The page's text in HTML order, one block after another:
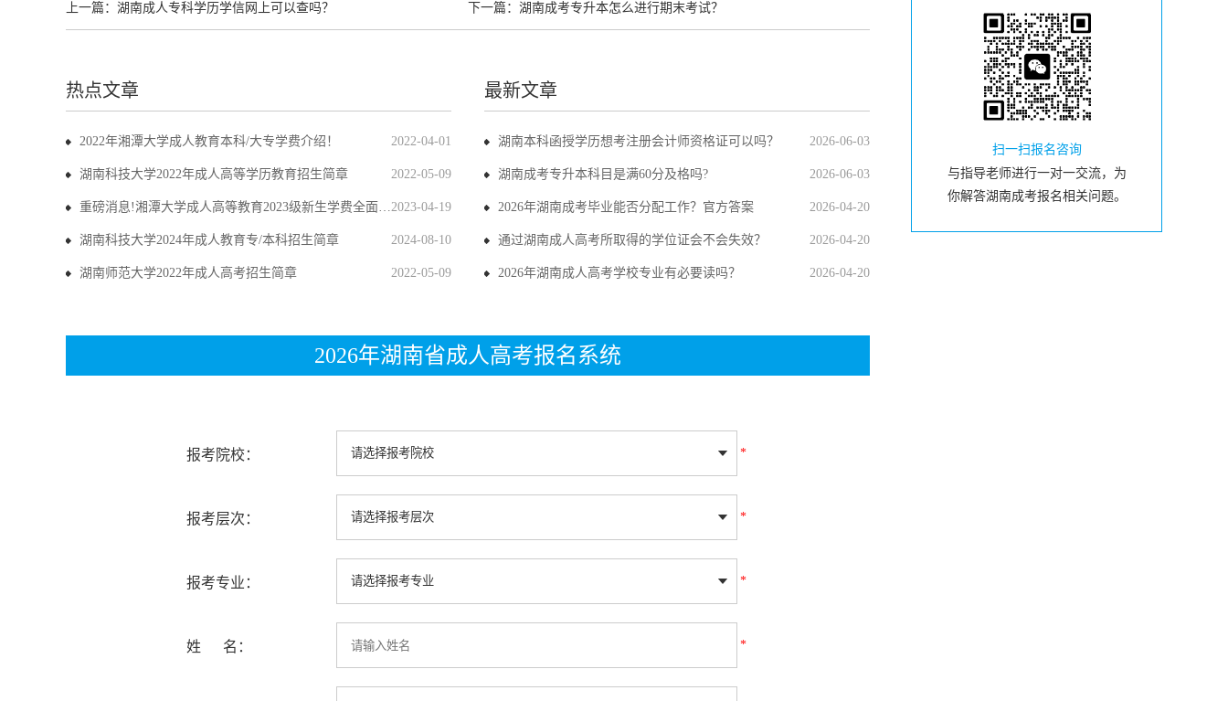
上一篇： 湖南成人专科学历学信网上可以查吗？ 下一篇： 湖南成考专升本怎么进行期末考试？
热点文章
2022-04-01
2022年湘潭大学成人教育本科/大专学费介绍！
2022-05-09
湖南科技大学2022年成人高等学历教育招生简章
2023-04-19
重磅消息!湘潭大学成人高等教育2023级新生学费全面上调
2024-08-10
湖南科技大学2024年成人教育专/本科招生简章
2022-05-09
湖南师范大学2022年成人高考招生简章
最新文章
2026-06-03
湖南本科函授学历想考注册会计师资格证可以吗？
2026-06-03
湖南成考专升本科目是满60分及格吗?
2026-04-20
2026年湖南成考毕业能否分配工作？官方答案
2026-04-20
通过湖南成人高考所取得的学位证会不会失效？
2026-04-20
2026年湖南成人高考学校专业有必要读吗？
2026年湖南省成人高考报名系统
报考院校： *
报考层次： *
报考专业： *
姓 名： *
扫一扫报名咨询
与指导老师进行一对一交流，为
你解答湖南成考报名相关问题。